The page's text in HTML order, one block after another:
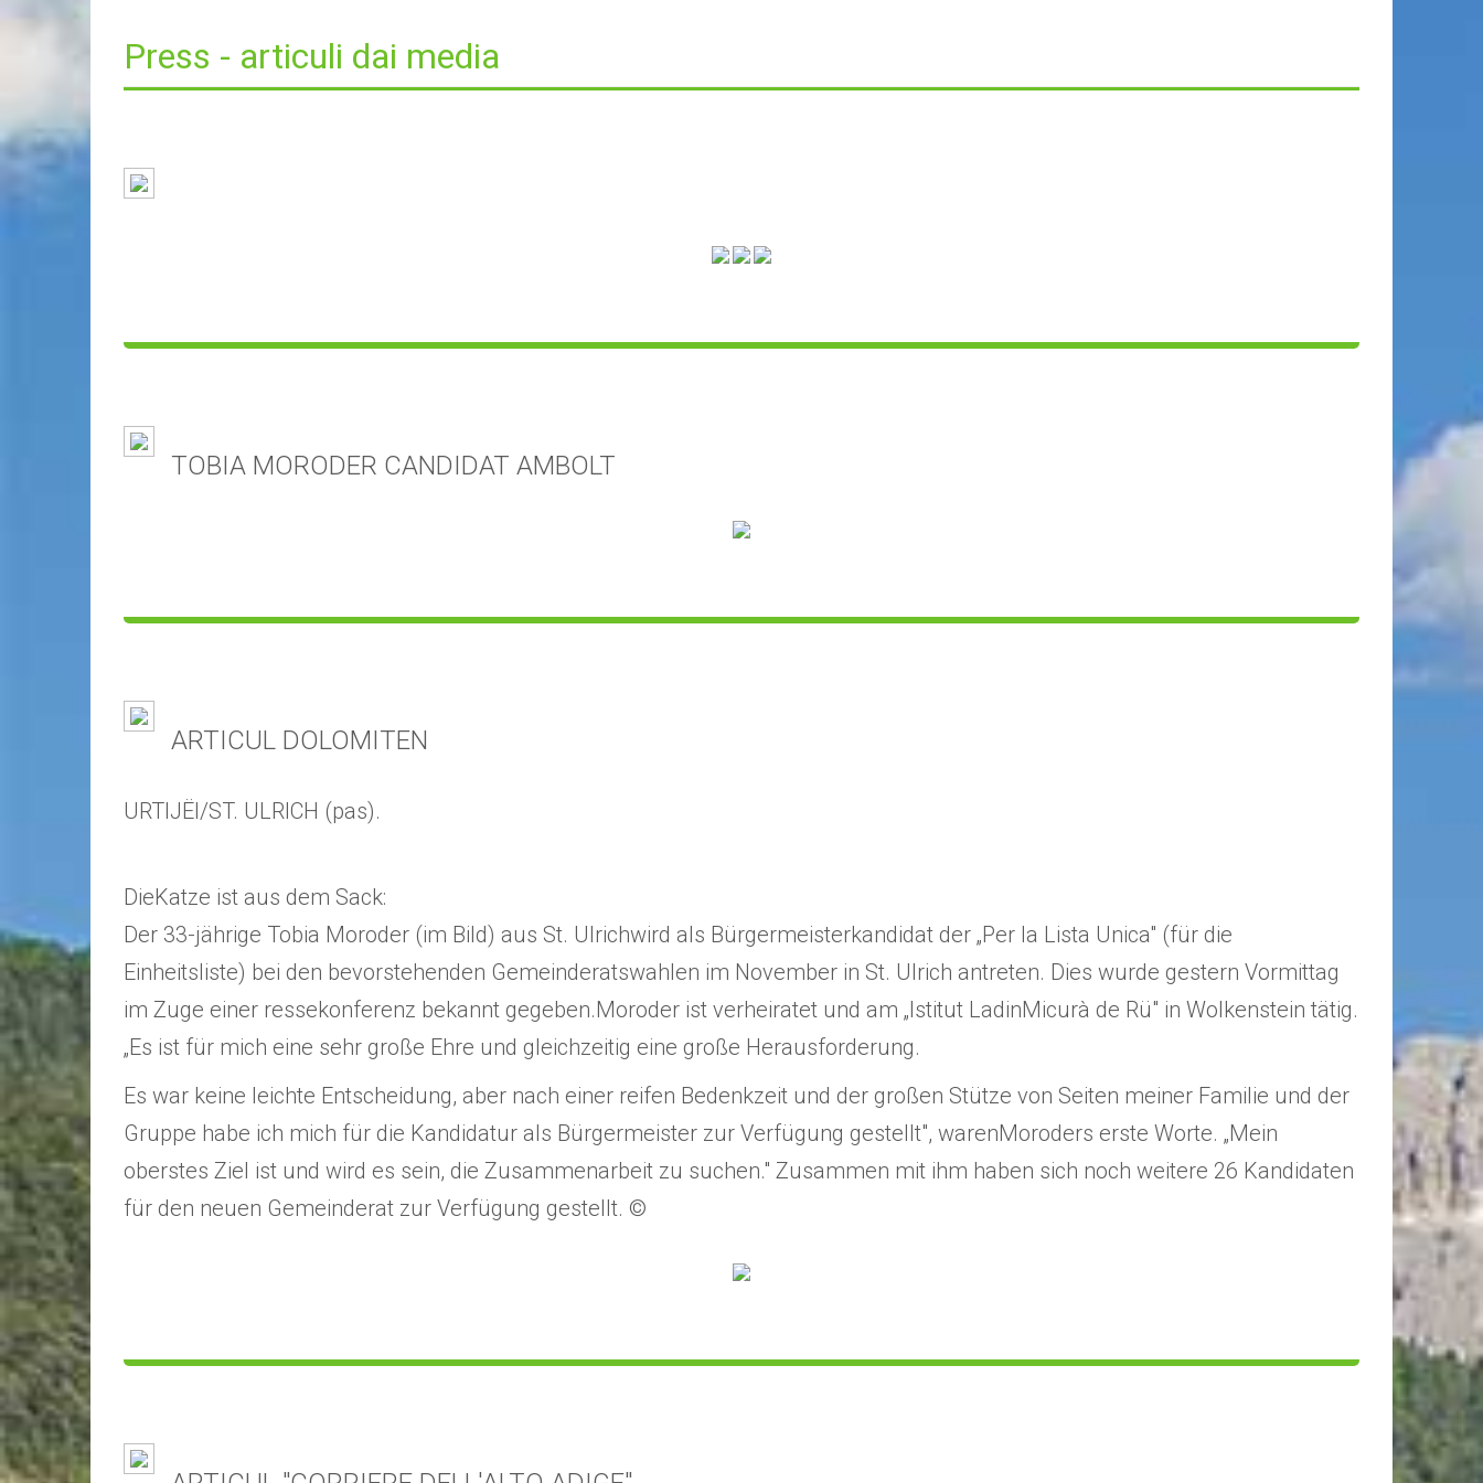
Press - articuli dai media
TOBIA MORODER CANDIDAT AMBOLT
ARTICUL DOLOMITEN
URTIJËI/ST. ULRICH (pas).
DieKatze ist aus dem Sack:
Der 33-jährige Tobia Moroder (im Bild) aus St. Ulrichwird als Bürgermeisterkandidat der „Per la Lista Unica" (für die
Einheitsliste) bei den bevorstehenden Gemeinderatswahlen im November in St. Ulrich antreten. Dies wurde gestern Vormittag
im Zuge einer ressekonferenz bekannt gegeben.Moroder ist verheiratet und am „Istitut LadinMicurà de Rü" in Wolkenstein tätig.
„Es ist für mich eine sehr große Ehre und gleichzeitig eine große Herausforderung.
Es war keine leichte Entscheidung, aber nach einer reifen Bedenkzeit und der großen Stütze von Seiten meiner Familie und der
Gruppe habe ich mich für die Kandidatur als Bürgermeister zur Verfügung gestellt", warenMoroders erste Worte. „Mein
oberstes Ziel ist und wird es sein, die Zusammenarbeit zu suchen." Zusammen mit ihm haben sich noch weitere 26 Kandidaten
für den neuen Gemeinderat zur Verfügung gestellt. ©